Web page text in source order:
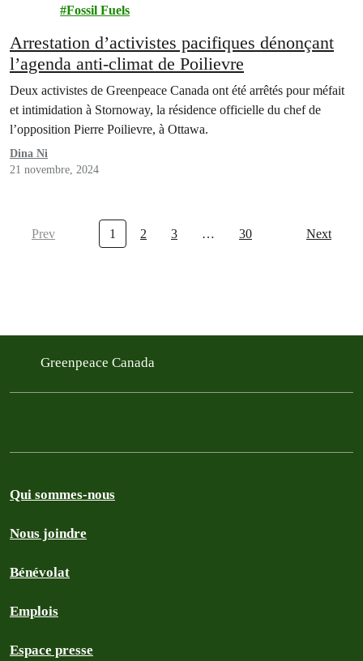
Fossil Fuels
Arrestation d’activistes pacifiques dénonçant
l’agenda anti-climat de Poilievre
Deux activistes de Greenpeace Canada ont été arrêtés pour méfait
et intimidation à Stornoway, la résidence officielle du chef de
l’opposition Pierre Poilievre, à Ottawa.
Dina Ni
21 novembre, 2024
Prev 1 2 3 … 30 Next
Greenpeace Canada
Qui sommes-nous
Nous joindre
Bénévolat
Emplois
Espace presse